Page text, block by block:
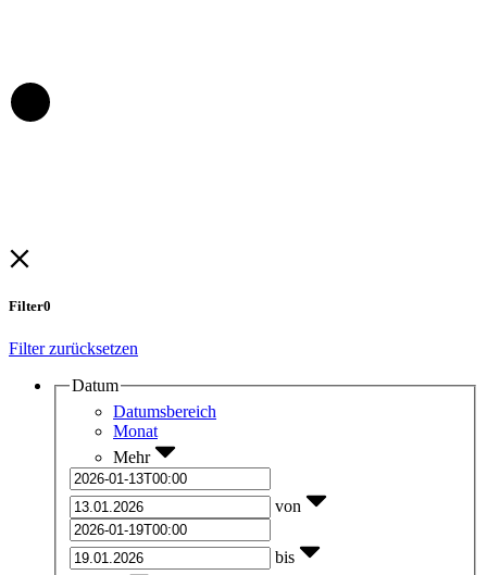
Filter0
Filter zurücksetzen
Datum
Datumsbereich
Monat
Mehr
von
bis